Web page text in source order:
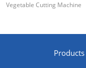
Vegetable Cutting Machine
Products